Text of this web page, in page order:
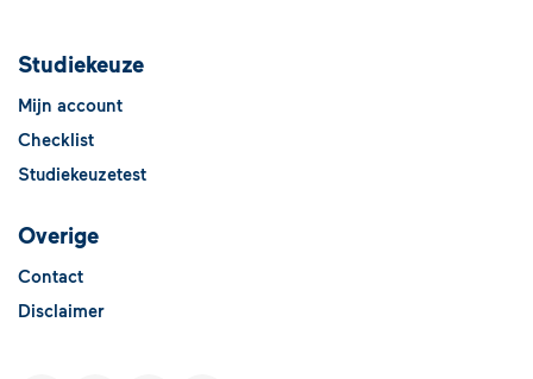
Studiekeuze
Mijn account
Checklist
Studiekeuzetest
Overige
Contact
Disclaimer